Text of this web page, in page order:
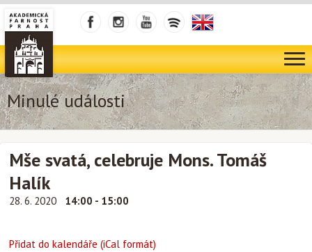
Minulé události
Mše svatá, celebruje Mons. Tomáš
Halík
28. 6. 2020 14:00 - 15:00
Přidat do kalendáře (iCal formát)